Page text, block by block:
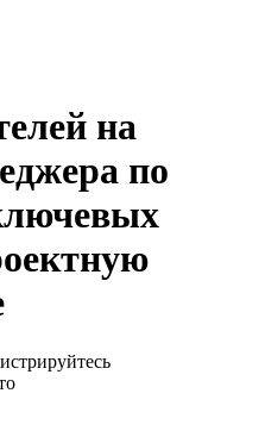
на
по